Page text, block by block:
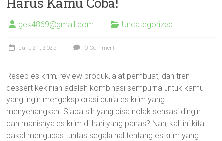
gek4869@gmail.com Uncategorized
June 21, 2025 0 Comment
Resep es krim, review produk, alat pembuat, dan tren
dessert kekinian adalah kombinasi sempurna untuk kamu
yang ingin mengeksplorasi dunia es krim yang
menyenangkan. Siapa sih yang bisa nolak sensasi dingin
dan manisnya es krim di hari yang panas? Nah, kali ini kita
bakal mengupas tuntas segala hal tentang es krim yang